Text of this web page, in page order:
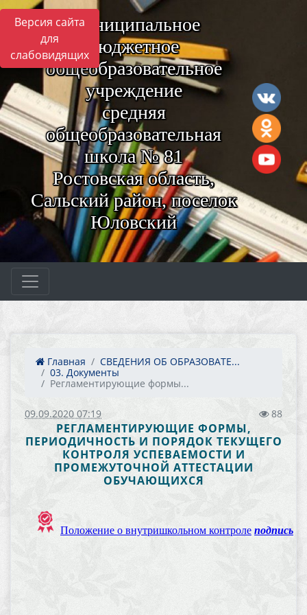
Версия сайта
для
слабовидящих
Муниципальное
бюджетное
общеобразовательное
учреждение
средняя
общеобразовательная
школа № 81
Ростовская область,
Сальский район, поселок
Юловский
Главная
СВЕДЕНИЯ ОБ ОБРАЗОВАТЕ...
03. Документы
Регламентирующие формы...
09.09.2020 07:19 88
РЕГЛАМЕНТИРУЮЩИЕ ФОРМЫ,
ПЕРИОДИЧНОСТЬ И ПОРЯДОК ТЕКУЩЕГО
КОНТРОЛЯ УСПЕВАЕМОСТИ И
ПРОМЕЖУТОЧНОЙ АТТЕСТАЦИИ
ОБУЧАЮЩИХСЯ